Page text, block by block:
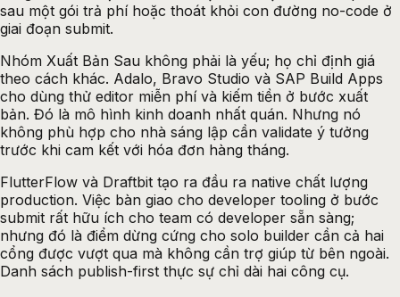
sau một gói trả phí hoặc thoát khỏi con đường no-code ở
giai đoạn submit.
Nhóm Xuất Bản Sau không phải là yếu; họ chỉ định giá
theo cách khác. Adalo, Bravo Studio và SAP Build Apps
cho dùng thử editor miễn phí và kiếm tiền ở bước xuất
bản. Đó là mô hình kinh doanh nhất quán. Nhưng nó
không phù hợp cho nhà sáng lập cần validate ý tưởng
trước khi cam kết với hóa đơn hàng tháng.
FlutterFlow và Draftbit tạo ra đầu ra native chất lượng
production. Việc bàn giao cho developer tooling ở bước
submit rất hữu ích cho team có developer sẵn sàng;
nhưng đó là điểm dừng cứng cho solo builder cần cả hai
cổng được vượt qua mà không cần trợ giúp từ bên ngoài.
Danh sách publish-first thực sự chỉ dài hai công cụ.